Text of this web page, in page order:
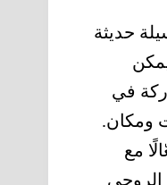
حديثة
في
ومكان.
مع
الروحي